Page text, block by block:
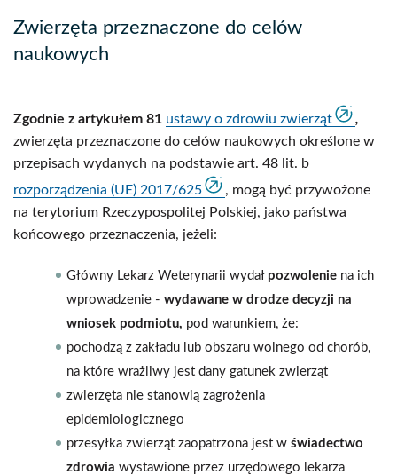
Zwierzęta przeznaczone do celów
naukowych
Zgodnie z artykułem 81 ustawy o zdrowiu zwierząt
,
zwierzęta przeznaczone do celów naukowych określone w
przepisach wydanych na podstawie art. 48 lit. b
rozporządzenia (UE) 2017/625
, mogą być przywożone
na terytorium Rzeczypospolitej Polskiej, jako państwa
końcowego przeznaczenia, jeżeli:
Główny Lekarz Weterynarii wydał pozwolenie na ich
wprowadzenie - wydawane w drodze decyzji na
wniosek podmiotu, pod warunkiem, że:
pochodzą z zakładu lub obszaru wolnego od chorób,
na które wrażliwy jest dany gatunek zwierząt
zwierzęta nie stanowią zagrożenia
epidemiologicznego
przesyłka zwierząt zaopatrzona jest w świadectwo
zdrowia wystawione przez urzędowego lekarza